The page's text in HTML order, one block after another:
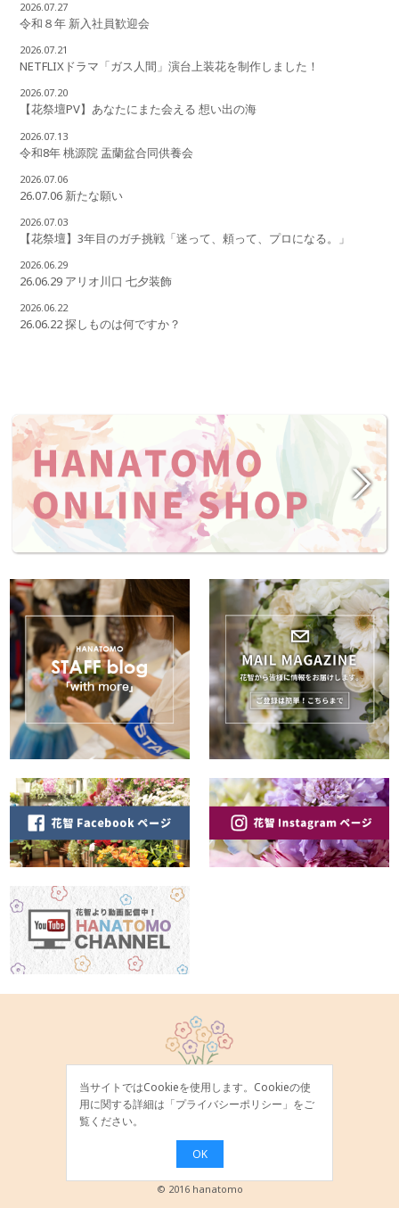
当サイトではCookieを使用します。Cookieの使
用に関する詳細は「プライバシーポリシー 」をご
覧ください。
OK
2026.07.27
令和８年 新入社員歓迎会
2026.07.21
NETFLIXドラマ「ガス人間」演台上装花を制作しました！
2026.07.20
【花祭壇PV】あなたにまた会える 想い出の海
2026.07.13
令和8年 桃源院 盂蘭盆合同供養会
2026.07.06
26.07.06 新たな願い
2026.07.03
【花祭壇】3年目のガチ挑戦「迷って、頼って、プロになる。」
2026.06.29
26.06.29 アリオ川口 七夕装飾
2026.06.22
26.06.22 探しものは何ですか？
© 2016 hanatomo